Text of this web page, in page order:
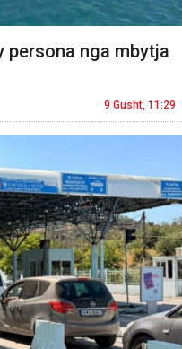
persona nga mbytja
9 Gusht, 11:29